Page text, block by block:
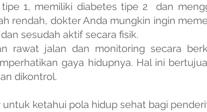
1, memiliki diabetes tipe 2 dan
rendah, dokter Anda mungkin ingin
sesudah aktif secara fisik.
rawat jalan dan monitoring secara
gaya hidupnya. Hal ini
dikontrol.
ketahui pola hidup sehat bagi